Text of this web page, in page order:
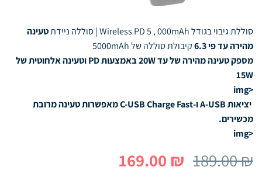
סוללת גיבוי בגודל Wireless PD 5 , 000mAh | סוללה ניידת
טעינה
מהירה עד פי 6.3
קיבולת סוללה של 5000mAh
מספק טעינה מהירה של עד 20W באמצעות PD וטעינה אלחוטית של
15W
<img
יציאות A-USB ו-C-USB Charge Fast מאפשרות טעינה מרובת
מכשירים.
<img
189.00₪ המחיר
169.00 ₪ המחיר